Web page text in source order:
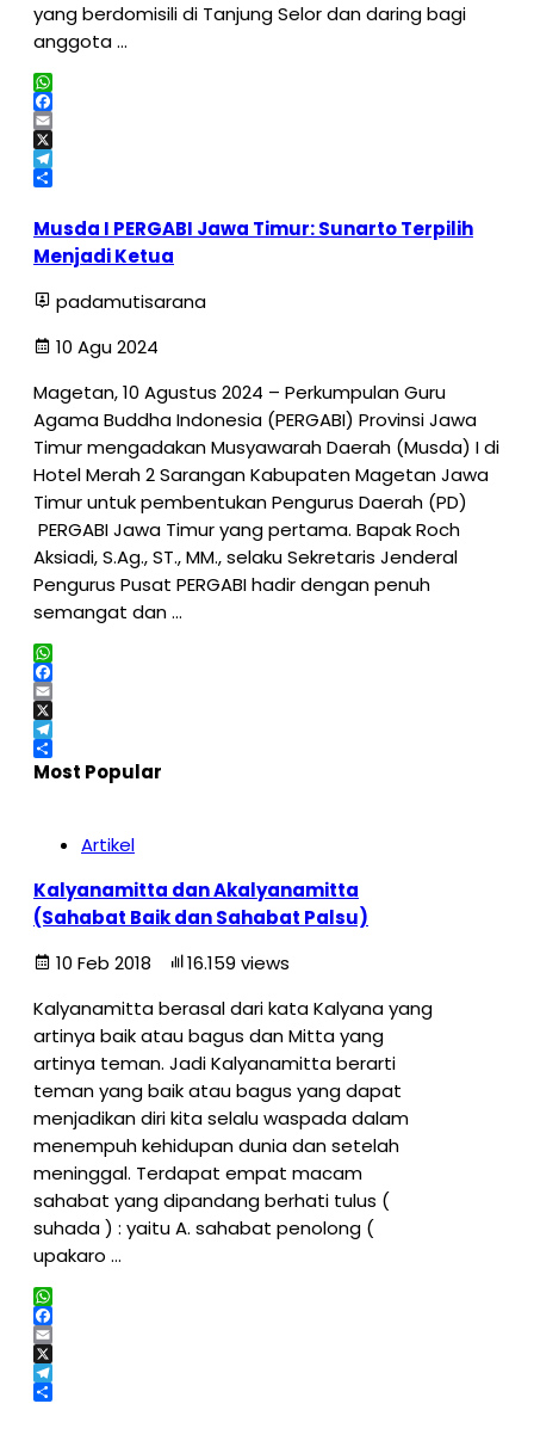
yang berdomisili di Tanjung Selor dan daring bagi
anggota …
WhatsApp
Facebook
Email
X
Telegram
Musda I PERGABI Jawa Timur: Sunarto Terpilih
Menjadi Ketua
padamutisarana
10 Agu 2024
Magetan, 10 Agustus 2024 – Perkumpulan Guru
Agama Buddha Indonesia (PERGABI) Provinsi Jawa
Timur mengadakan Musyawarah Daerah (Musda) I di
Hotel Merah 2 Sarangan Kabupaten Magetan Jawa
Timur untuk pembentukan Pengurus Daerah (PD)
PERGABI Jawa Timur yang pertama. Bapak Roch
Aksiadi, S.Ag., ST., MM., selaku Sekretaris Jenderal
Pengurus Pusat PERGABI hadir dengan penuh
semangat dan …
WhatsApp
Facebook
Email
X
Telegram
Share
Most Popular
Artikel
Kalyanamitta dan Akalyanamitta
(Sahabat Baik dan Sahabat Palsu)
10 Feb 2018
16.159 views
Kalyanamitta berasal dari kata Kalyana yang
artinya baik atau bagus dan Mitta yang
artinya teman. Jadi Kalyanamitta berarti
teman yang baik atau bagus yang dapat
menjadikan diri kita selalu waspada dalam
menempuh kehidupan dunia dan setelah
meninggal. Terdapat empat macam
sahabat yang dipandang berhati tulus (
suhada ) : yaitu A. sahabat penolong (
upakaro …
WhatsApp
Facebook
Email
X
Telegram